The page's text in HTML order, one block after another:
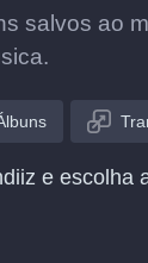
salvos ao
e escolha